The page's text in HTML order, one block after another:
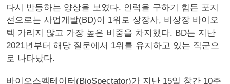
다시 반등하는 양상을 보였다. 인력을 구하기 힘든 포지
션으로는 사업개발(BD)이 1위로 상장사, 비상장 바이오
텍 가리지 않고 가장 높은 비중을 차지했다. BD는 지난
2021년부터 해당 질문에서 1위를 유지하고 있는 직군으
로 나타났다.
바이오스펙테이터(BioSpectator)가 지난 15일 창간 10주